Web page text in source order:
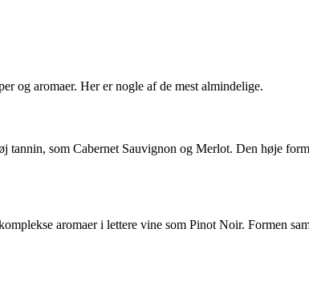
og aromaer. Her er nogle af de mest almindelige.
tannin, som Cabernet Sauvignon og Merlot. Den høje
aromaer i lettere vine som Pinot Noir. Formen